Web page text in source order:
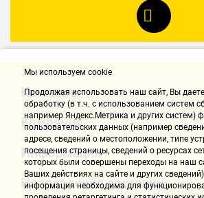
Контакты
Компания
Информация
Направления доставки
Мы используем cookie
Продолжая использовать наш cайт, Вы даете
обработку (в т.ч. с использованием систем
например Яндекс.Метрика и других систем)
пользовательских данных (например
адресе, сведений о местоположении, типе
посещения страницы, сведений о ресурсах
которых были совершены переходы на наш
Ваших действиях на сайте и других
информация необходима для